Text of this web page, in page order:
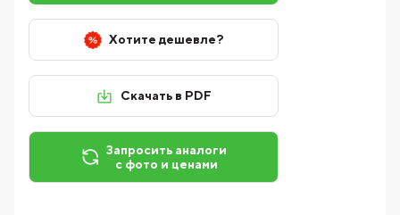
Хотите дешевле?
Скачать в PDF
Запросить аналоги
с фото и ценами